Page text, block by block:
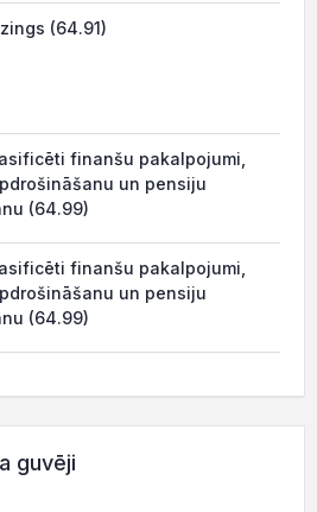
(64.91)
finanšu pakalpojumi,
un pensiju
(64.99)
finanšu pakalpojumi,
un pensiju
(64.99)
guvēji